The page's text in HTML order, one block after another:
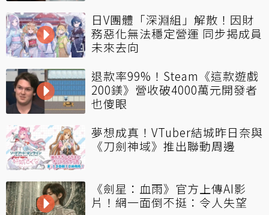
日V團體「深淵組」解散！因財
務惡化無法穩定營運 同步揭成員
未來去向
退款率99%！Steam《這款遊戲
200鎂》營收破4000萬元開發者
也傻眼
夢想成真！VTuber結城昨日奈與
《刀劍神域》推出聯動周邊
《劍星：血雨》官方上傳AI影
片！網一面倒不挺：令人失望